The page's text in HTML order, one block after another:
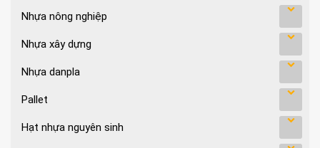
Nhựa nông nghiệp
Nhựa xây dựng
Nhựa danpla
Pallet
Hạt nhựa nguyên sinh